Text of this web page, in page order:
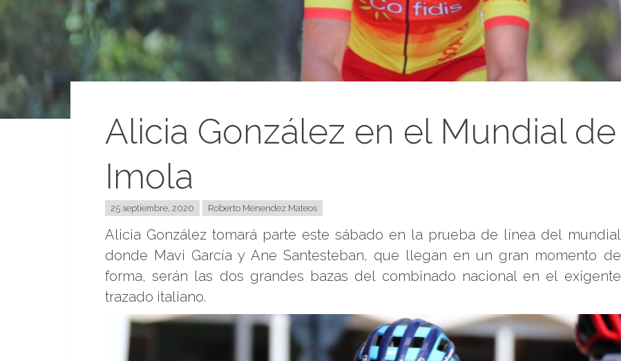
Alicia González en el Mundial de
Imola
25 septiembre, 2020 Roberto Menendez Mateos
Alicia González tomará parte este sábado en la prueba de línea del mundial
donde Mavi García y Ane Santesteban, que llegan en un gran momento de
forma, serán las dos grandes bazas del combinado nacional en el exigente
trazado italiano.